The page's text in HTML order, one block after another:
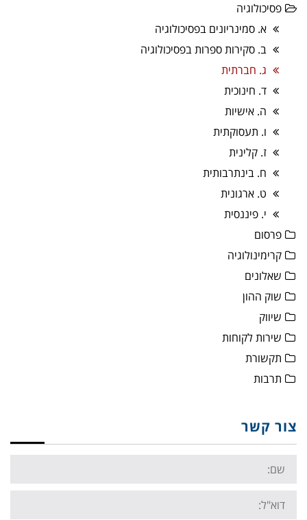
פסיכולוגיה
א. סמינריונים בפסיכולוגיה
ב. סקירות ספרות בפסיכולוגיה
ג. חברתית
ד. חינוכית
ה. אישיות
ו. תעסוקתית
ז. קלינית
ח. בינתרבותית
ט. ארגונית
י. פיננסית
פרסום
קרימינולוגיה
שאלונים
שוק ההון
שיווק
שירות לקוחות
תקשורת
תרבות
צור קשר
Name:
Email: